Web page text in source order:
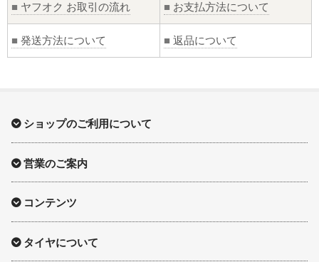
■ ヤフオク お取引の流れ ■ お支払方法について
■ 発送方法について ■ 返品について
ショップのご利用について
営業のご案内
コンテンツ
タイヤについて